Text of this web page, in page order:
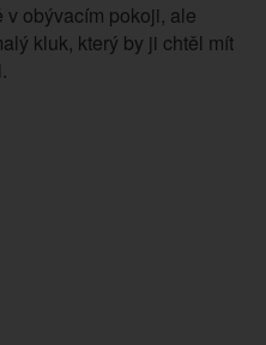
obývacím pokoji, ale
kluk, který by ji chtěl mít